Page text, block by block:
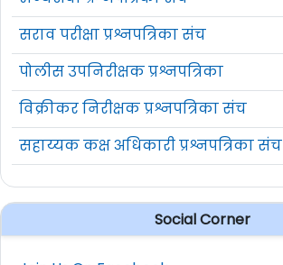
सराव परीक्षा प्रश्नपत्रिका संच
पोलीस उपनिरीक्षक प्रश्नपत्रिका
विक्रीकर निरीक्षक प्रश्नपत्रिका संच
सहाय्यक कक्ष अधिकारी प्रश्नपत्रिका संच
Social Corner